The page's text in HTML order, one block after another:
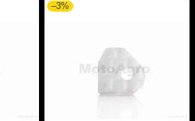
–3%